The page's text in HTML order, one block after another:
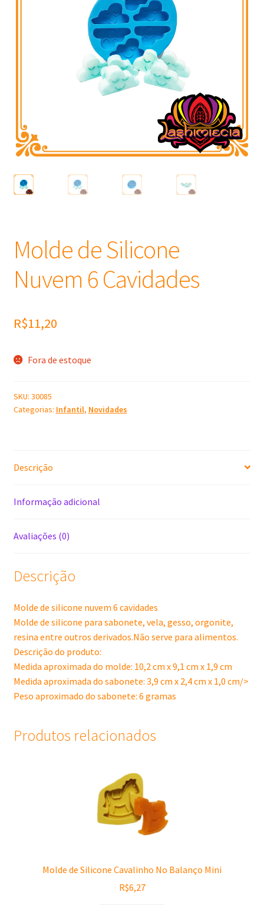
Corante, Pigmento e Óxido
Manteiga
Óleos
Molde de Silicone
Nuvem 6 Cavidades
R$11,20
Fora de estoque
SKU: 30085
Categorias: Infantil, Novidades
Descrição
Informação adicional
Avaliações (0)
Descrição
Molde de silicone nuvem 6 cavidades
Molde de silicone para sabonete, vela, gesso, orgonite,
resina entre outros derivados.Não serve para alimentos.
Descrição do produto:
Medida aproximada do molde: 10,2 cm x 9,1 cm x 1,9 cm
Medida aproximada do sabonete: 3,9 cm x 2,4 cm x 1,0 cm/>
Peso aproximado do sabonete: 6 gramas
Produtos relacionados
Molde de Silicone Cavalinho No Balanço Mini
R$6,27